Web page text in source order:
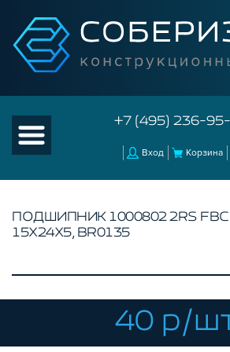
+7 (495) 236-
Вход Корзина
КАТАЛОГ ТОВАРОВ
КОНСТРУКЦИОННЫЙ ПРОФИЛЬ
КОМПЛЕКТУЮЩИЕ К ЧПУ
АКСЕССУАРЫ ДЛЯ V-ПАЗА
ПОДШИПНИК 1000802 2RS FBC
15Х24Х5, BR0135
40 р/